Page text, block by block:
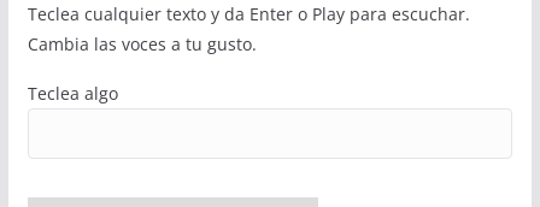
Teclea cualquier texto y da Enter o Play para escuchar.
Cambia las voces a tu gusto.
Teclea algo